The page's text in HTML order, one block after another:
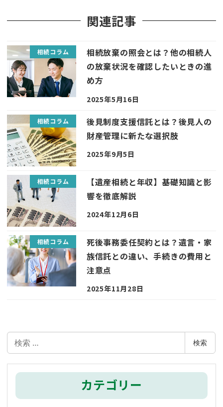
関連記事
相続コラム
相続放棄の照会とは？他の相続人
の放棄状況を確認したいときの進
め方
2025年5月16日
相続コラム
後見制度支援信託とは？後見人の
財産管理に新たな選択肢
2025年9月5日
相続コラム
【遺産相続と年収】基礎知識と影
響を徹底解説
2024年12月6日
相続コラム
死後事務委任契約とは？遺言・家
族信託との違い、手続きの費用と
注意点
2025年11月28日
索
検索
カテゴリー